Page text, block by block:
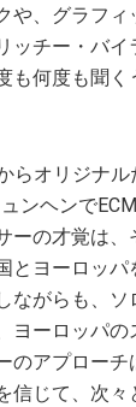
、グラフ
チー・バ
何度も聞
らオリジナ
ンヘンで
の才覚は
ヨーロッ
がらも、ソ
ーロッパ
アプロー
じて、次々